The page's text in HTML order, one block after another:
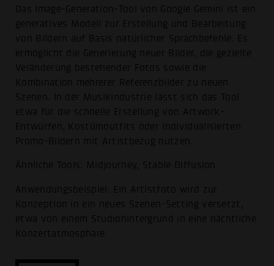
Das Image-Generation-Tool von Google Gemini ist ein
generatives Modell zur Erstellung und Bearbeitung
von Bildern auf Basis natürlicher Sprachbefehle. Es
ermöglicht die Generierung neuer Bilder, die gezielte
Veränderung bestehender Fotos sowie die
Kombination mehrerer Referenzbilder zu neuen
Szenen. In der Musikindustrie lässt sich das Tool
etwa für die schnelle Erstellung von Artwork-
Entwürfen, Kostümoutfits oder individualisierten
Promo-Bildern mit Artistbezug nutzen.
Ähnliche Tools: Midjourney, Stable Diffusion
Anwendungsbeispiel: Ein Artistfoto wird zur
Konzeption in ein neues Szenen-Setting versetzt,
etwa von einem Studiohintergrund in eine nächtliche
Konzertatmosphäre.